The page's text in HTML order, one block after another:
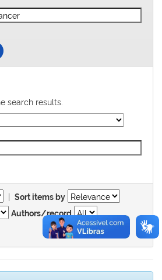
search results.
| Sort items by
Authors/record